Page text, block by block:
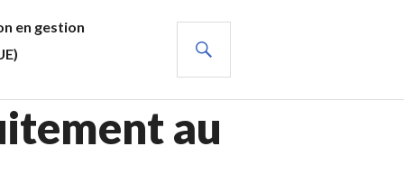
en gestion
au